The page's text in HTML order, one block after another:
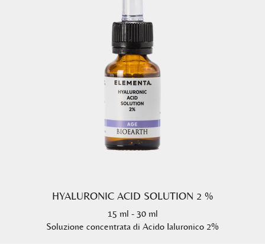
HYALURONIC ACID SOLUTION 2 %
15 ml - 30 ml
Soluzione concentrata di Acido Ialuronico 2%